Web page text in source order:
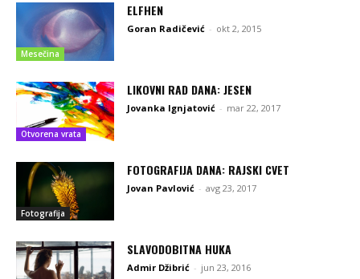
Mesečina
ELFHEN
Goran Radičević - okt 2, 2015
Otvorena vrata
LIKOVNI RAD DANA: JESEN
Jovanka Ignjatović - mar 22, 2017
Fotografija
FOTOGRAFIJA DANA: RAJSKI CVET
Jovan Pavlović - avg 23, 2017
SLAVODOBITNA HUKA
Admir Džibrić - jun 23, 2016